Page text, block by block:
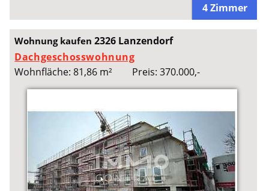
4 Zimmer
Wohnung kaufen2326 Lanzendorf
Dachgeschosswohnung
Wohnfläche: 81,86 m²
Preis: 370.000,-